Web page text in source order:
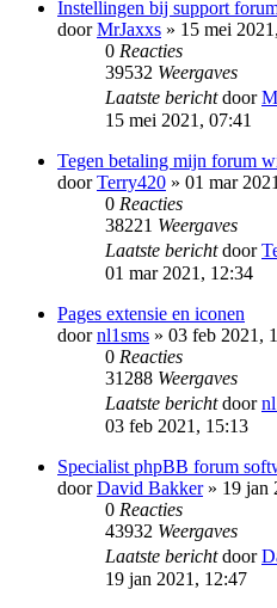
Instellingen bij support
doorMrJaxxs » 15 mei
0 Reacties
39532 Weergaves
Laatste berichtdoor
15 mei 2021, 07:41
Tegen betaling mijn forum
doorTerry420 » 01 mar
0 Reacties
38221 Weergaves
Laatste berichtdoor
01 mar 2021, 12:34
Pages extensie en iconen
doornl1sms » 03 feb 2021,
0 Reacties
31288 Weergaves
Laatste berichtdoor
03 feb 2021, 15:13
Specialist phpBB forum
doorDavid Bakker» 19 jan
0 Reacties
43932 Weergaves
Laatste berichtdoor
19 jan 2021, 12:47